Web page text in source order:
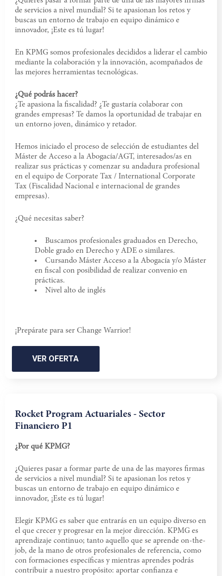
de servicios a nivel mundial? Si te apasionan los retos y
buscas un entorno de trabajo en equipo dinámico e
innovador, ¡Este es tú lugar!
En KPMG somos profesionales decididos a liderar el cambio
mediante la colaboración y la innovación, acompañados de
las mejores herramientas tecnológicas.
¿Qué podrás hacer?
¿Te apasiona la fiscalidad? ¿Te gustaría colaborar con
grandes empresas? Te damos la oportunidad de trabajar en
un entorno joven, dinámico y retador.
Hemos iniciado el proceso de selección de estudiantes del
Máster de Acceso a la Abogacía/AGT, interesados/as en
realizar sus prácticas y comenzar su andadura profesional
en el equipo de Corporate Tax / International Corporate
Tax (Fiscalidad Nacional e internacional de grandes
empresas).
¿Qué necesitas saber?
Buscamos profesionales graduados en Derecho,
Doble grado en Derecho y ADE o similares.
Cursando Máster Acceso a la Abogacía y/o Máster
en fiscal con posibilidad de realizar convenio en
prácticas.
Nivel alto de inglés
¡Prepárate para ser Change Warrior!
VER OFERTA
Rocket Program Actuariales - Sector
Financiero P1
¿Por qué KPMG?
¿Quieres pasar a formar parte de una de las mayores firmas
de servicios a nivel mundial? Si te apasionan los retos y
buscas un entorno de trabajo en equipo dinámico e
innovador, ¡Este es tú lugar!
Elegir KPMG es saber que entrarás en un equipo diverso en
el que crecer y progresar en la mejor dirección. KPMG es
aprendizaje continuo; tanto aquello que se aprende on-the-
job, de la mano de otros profesionales de referencia, como
con formaciones específicas y mientras aprendes podrás
contribuir a nuestro propósito: aportar confianza e